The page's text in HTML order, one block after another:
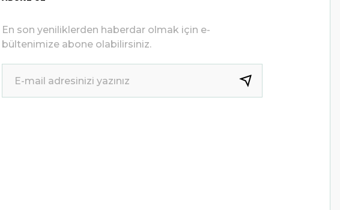
En son yeniliklerden haberdar olmak için e-
bültenimize abone olabilirsiniz.